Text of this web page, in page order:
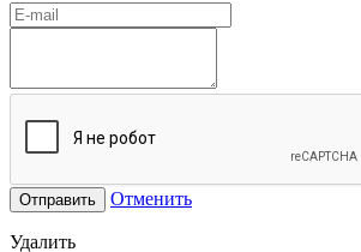
Отправить Отменить
Удалить